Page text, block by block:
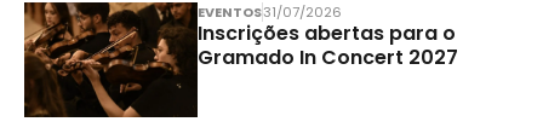
EVENTOS31/07/2026
Inscrições abertas para o
Gramado In Concert 2027